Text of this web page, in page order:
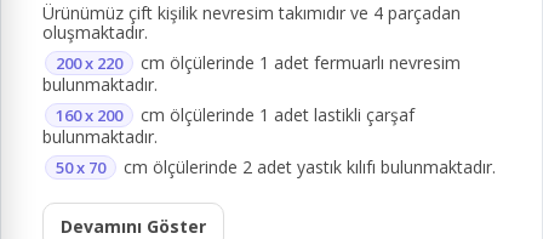
Ürünümüz çift kişilik nevresim takımıdır ve 4 parçadan
oluşmaktadır.
200 x 220
cm ölçülerinde 1 adet fermuarlı nevresim
bulunmaktadır.
160 x 200
cm ölçülerinde 1 adet lastikli çarşaf
bulunmaktadır.
50 x 70 cm ölçülerinde 2 adet yastık kılıfı bulunmaktadır.
Devamını Göster